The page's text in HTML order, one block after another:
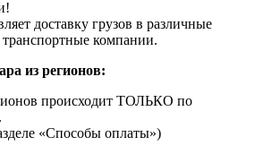
доставку грузов в различные
компании.
из регионов:
происходит ТОЛЬКО по
«Способы оплаты»)